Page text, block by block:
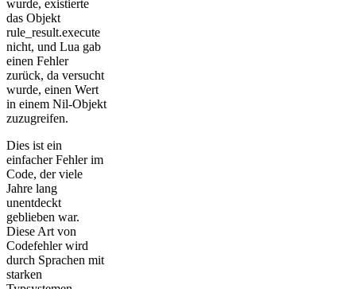
wurde, existierte
das Objekt
rule_result.execute
nicht, und Lua gab
einen Fehler
zurück, da versucht
wurde, einen Wert
in einem Nil-Objekt
zuzugreifen.
Dies ist ein
einfacher Fehler im
Code, der viele
Jahre lang
unentdeckt
geblieben war.
Diese Art von
Codefehler wird
durch Sprachen mit
starken